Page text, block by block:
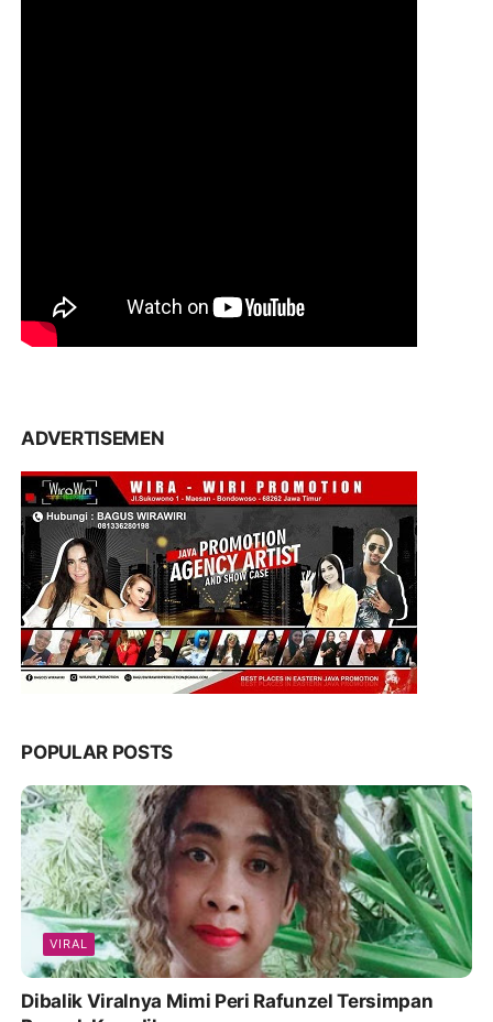
ADVERTISEMEN
POPULAR POSTS
VIRAL
Dibalik Viralnya Mimi Peri Rafunzel Tersimpan